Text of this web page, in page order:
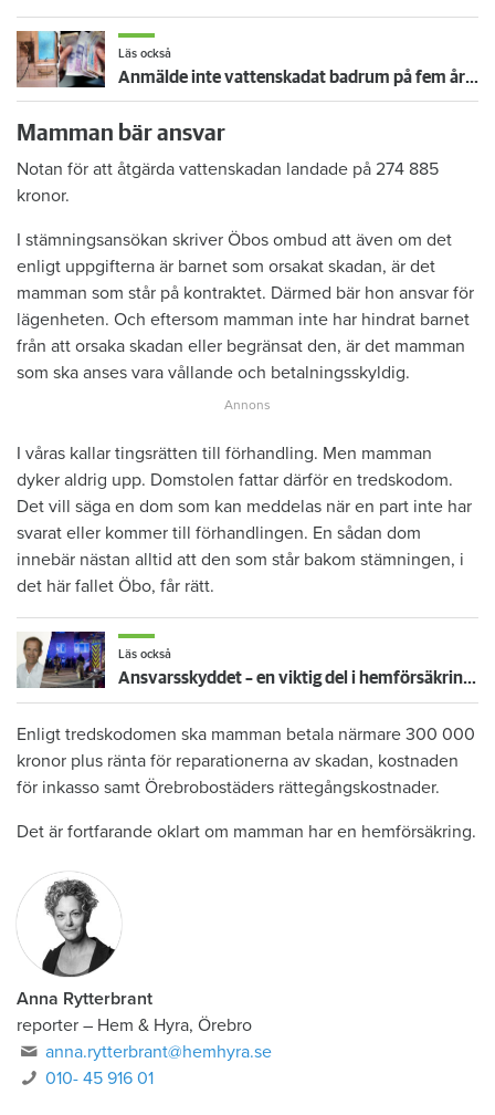
Läs också
Anmälde inte vattenskadat badrum på fem år – krävs på 125 000 kronor
Mamman bär ansvar
Notan för att åtgärda vattenskadan landade på 274 885
kronor.
I stämningsansökan skriver Öbos ombud att även om det
enligt uppgifterna är barnet som orsakat skadan, är det
mamman som står på kontraktet. Därmed bär hon ansvar för
lägenheten. Och eftersom mamman inte har hindrat barnet
från att orsaka skadan eller begränsat den, är det mamman
som ska anses vara vållande och betalningsskyldig.
I våras kallar tingsrätten till förhandling. Men mamman
dyker aldrig upp. Domstolen fattar därför en tredskodom.
Det vill säga en dom som kan meddelas när en part inte har
svarat eller kommer till förhandlingen. En sådan dom
innebär nästan alltid att den som står bakom stämningen, i
det här fallet Öbo, får rätt.
Läs också
Ansvarsskyddet – en viktig del i hemförsäkringen
Enligt tredskodomen ska mamman betala närmare 300 000
kronor plus ränta för reparationerna av skadan, kostnaden
för inkasso samt Örebrobostäders rättegångskostnader.
Det är fortfarande oklart om mamman har en hemförsäkring.
Anna Rytterbrant
reporter – Hem & Hyra, Örebro
anna.rytterbrant@hemhyra.se
010- 45 916 01